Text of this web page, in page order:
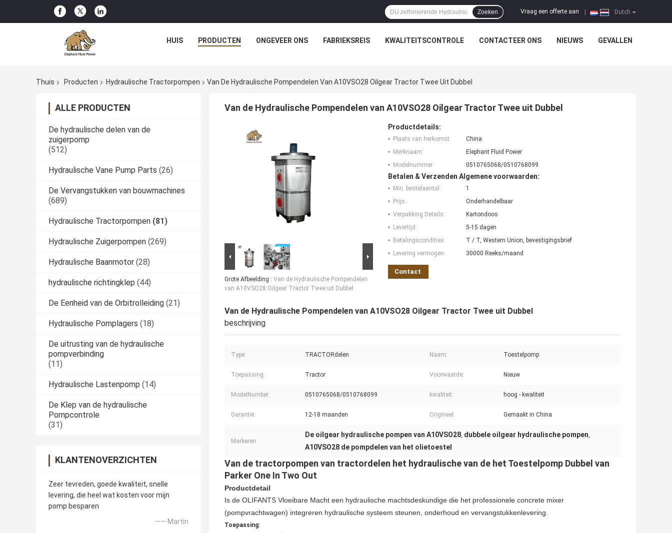
Dutch
Vraag een offerte aan
Zoeken
HUIS PRODUCTEN ONGEVEER ONS FABRIEKSREIS KWALITEITSCONTROLE CONTACTEER ONS NIEUWS GEVALLEN
Thuis Producten Hydraulische Tractorpompen Van De Hydraulische Pompendelen Van A10VSO28 Oilgear Tractor Twee Uit Dubbel
ALLE PRODUCTEN
De hydraulische delen van de
zuigerpomp
(512)
Hydraulische Vane Pump Parts (26)
De Vervangstukken van bouwmachines
(689)
Hydraulische Tractorpompen (81)
Hydraulische Zuigerpompen (269)
Hydraulische Baanmotor (28)
hydraulische richtingklep (44)
De Eenheid van de Orbitrolleiding (21)
Hydraulische Pomplagers (18)
De uitrusting van de hydraulische
pompverbinding
(11)
Hydraulische Lastenpomp (14)
De Klep van de hydraulische
Pompcontrole
(31)
KLANTENOVERZICHTEN
Zeer tevreden, goede kwaliteit, snelle
levering, die heel wat kosten voor mijn
pomp besparen
—— Martin
Van de Hydraulische Pompendelen van A10VSO28 Oilgear Tractor Twee uit Dubbel
Grote Afbeelding : Van de Hydraulische Pompendelen
van A10VSO28 Oilgear Tractor Twee uit Dubbel
Productdetails:
Plaats van herkomst:
China
Merknaam:
Elephant Fluid Power
Modelnummer:
0510765068/0510768099
Betalen & Verzenden Algemene voorwaarden:
Min. bestelaantal:
1
Prijs:
Onderhandelbaar
Verpakking Details:
Kartondoos
Levertijd:
5-15 dagen
Betalingscondities:
T / T, Western Union, bevestigingsbrief
Levering vermogen:
30000 Reeks/maand
Contact
Van de Hydraulische Pompendelen van A10VSO28 Oilgear Tractor Twee uit Dubbel
beschrijving
Type: TRACTORdelen Naam: Toestelpomp
Toepassing: Tractor Voorwaarde: Nieuw
ModelNumber: 0510765068/0510768099 kwaliteit: hoog - kwaliteit
Garantie: 12-18 maanden Origineel: Gemaakt in China
Markeren:
De oilgear hydraulische pompen van A10VSO28, dubbele oilgear hydraulische pompen,
A10VSO28 de pompdelen van het olietoestel
Van de tractorpompen van tractordelen het hydraulische van de het Toestelpomp Dubbel van
Parker One In Two Out
Productdetail
Is de OLIFANTS Vloeibare Macht een hydraulische machtsdeskundige die het professionele concrete mixer
(pompvrachtwagen) integreren hydraulische systeem steunen, onderhoud en vervangstukkenlevering.
Toepassing: